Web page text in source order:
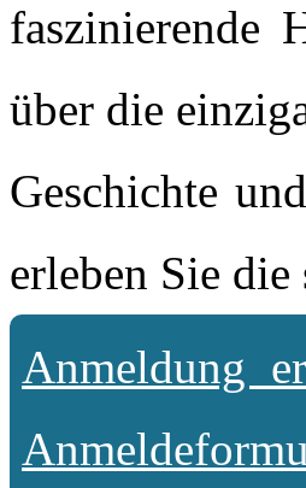
faszinierende
über die
Geschichte
erleben Sie
Anmeldung